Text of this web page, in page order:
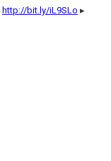
http://bit.ly/iL9SLo ▸